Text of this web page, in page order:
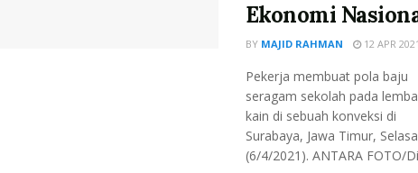
Ekonomi
BY MAJID RAHMAN 12 APR 2021
Pekerja membuat pola baju
seragam sekolah pada
kain di sebuah konveksi di
Surabaya, Jawa Timur, Selasa
(6/4/2021). ANTARA FOTO/